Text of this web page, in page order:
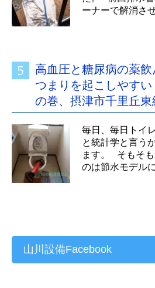
ーナーで解消さ
高血圧と糖尿病の薬
つまりを起こしやす
の巻、摂津市千里丘東
毎日、毎日トイ
と統計学と言う
ます。 そもそも
のは節水モデル
山川設備Facebook